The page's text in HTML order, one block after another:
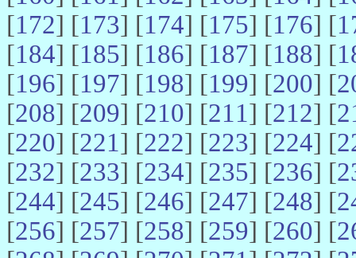
[172] [173] [174] [175] [176] [
[184] [185] [186] [187] [188] [
[196] [197] [198] [199] [200] [
[208] [209] [210] [211] [212] [
[220] [221] [222] [223] [224] [
[232] [233] [234] [235] [236] [
[244] [245] [246] [247] [248] [
[256] [257] [258] [259] [260] [